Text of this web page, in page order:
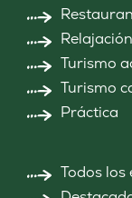
Turismo
Turismo
Práctica
Todos los